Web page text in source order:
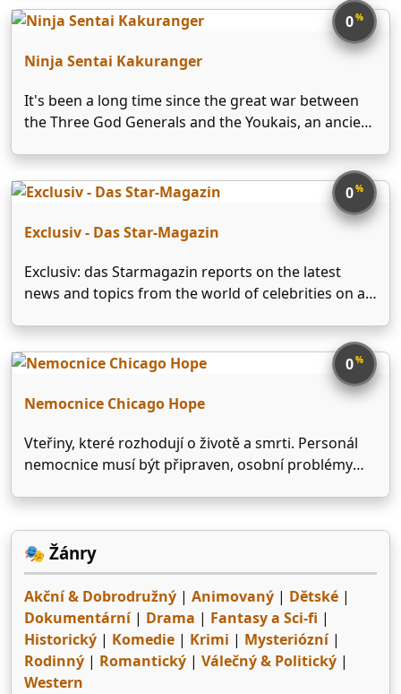
0%
Ninja Sentai Kakuranger
It's been a long time since the great war between
the Three God Generals and the Youkais, an ancient
a cave protected by the mystical Seal Door, their
leader Daimaou and his …
0%
Exclusiv - Das Star-Magazin
Exclusiv: das Starmagazin reports on the latest
news and topics from the world of celebrities on a
relating to the stars as well as rumors and insights
into the everyday lives of …
0%
Nemocnice Chicago Hope
Vteřiny, které rozhodují o životě a smrti. Personál
nemocnice musí být připraven, osobní problémy
🎭 Žánry
Akční & Dobrodružný | Animovaný | Dětské |
Dokumentární| Drama | Fantasy a Sci-fi |
Historický | Komedie | Krimi | Mysteriózní|
Rodinný | Romantický | Válečný & Politický |
Western